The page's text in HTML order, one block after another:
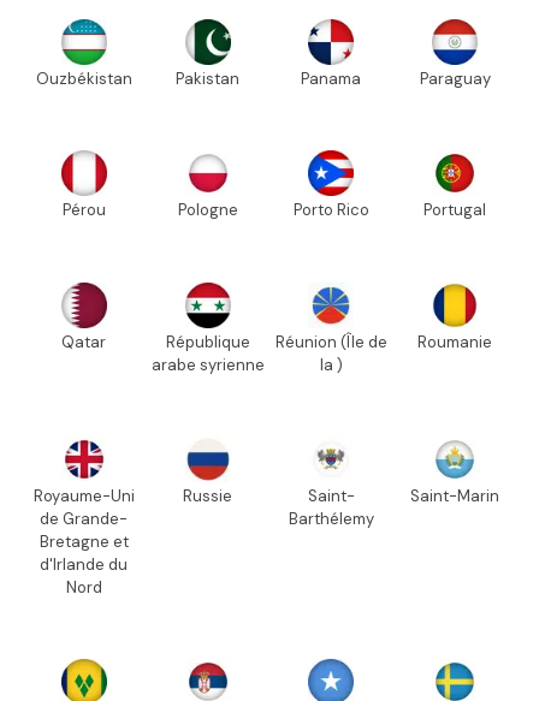
Ouzbékistan Pakistan Panama Paraguay
Pérou Pologne Porto Rico Portugal
Qatar
République
arabe syrienne
Réunion (Île de
la )
Roumanie
Royaume-Uni
de Grande-
Bretagne et
d'Irlande du
Nord
Russie
Saint-
Barthélemy
Saint-Marin